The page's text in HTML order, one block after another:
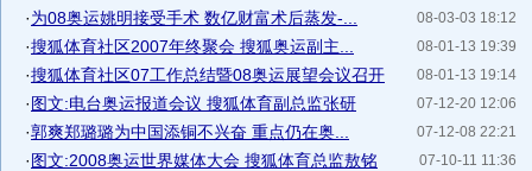
08-03-03 18:12
·为08奥运姚明接受手术 数亿财富术后蒸发-...
08-01-13 19:39
·搜狐体育社区2007年终聚会 搜狐奥运副主...
08-01-13 19:14
·搜狐体育社区07工作总结暨08奥运展望会议召开
07-12-20 12:06
·图文:电台奥运报道会议 搜狐体育副总监张研
07-12-08 22:21
·郭爽郑璐璐为中国添铜不兴奋 重点仍在奥...
07-10-11 11:36
·图文:2008奥运世界媒体大会 搜狐体育总监敖铭